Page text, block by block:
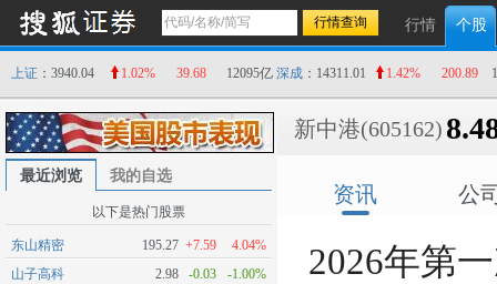
行情 个股
上证 ：3940.04 1.02% 39.68 12095亿 深成 ：14311.01 1.42% 200.89
最近浏览 我的自选
以下是热门股票
东山精密 195.27 +7.59
4.04%
山子高科
2.98 -0.03
-1.00%
新中港(605162)
资讯 公
2026年第